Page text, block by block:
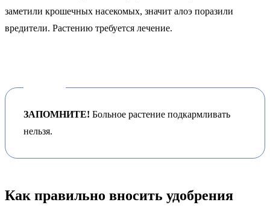
заметили крошечных насекомых, значит алоэ поразили
вредители. Растению требуется лечение.
ЗАПОМНИТЕ! Больное растение подкармливать
нельзя.
Как правильно вносить удобрения